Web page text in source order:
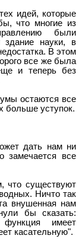
идей, которые
что многие из
были
здание науки, в
В этом
все же была
и теперь без
остаются все
больше уступок.
дать нам ни
замечается все
что существуют
Ничто так
внушенная нам
бы сказать:
имеет
касательную".